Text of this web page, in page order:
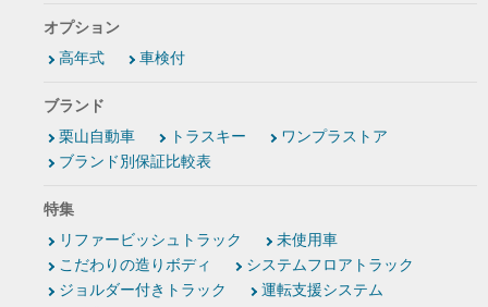
オプション
高年式
車検付
ブランド
栗山自動車
トラスキー
ワンプラストア
ブランド別保証比較表
特集
リファービッシュトラック
未使用車
こだわりの造りボディ
システムフロアトラック
ジョルダー付きトラック
運転支援システム